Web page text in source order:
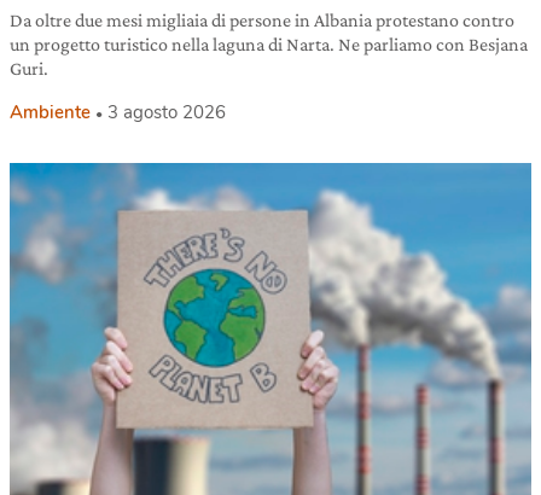
Da oltre due mesi migliaia di persone in Albania protestano contro
un progetto turistico nella laguna di Narta. Ne parliamo con Besjana
Guri.
Ambiente 3 agosto 2026